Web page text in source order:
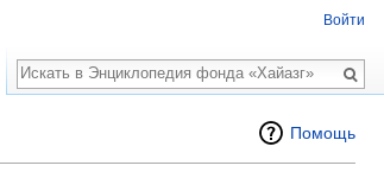
Помощь
Войти
Поиск